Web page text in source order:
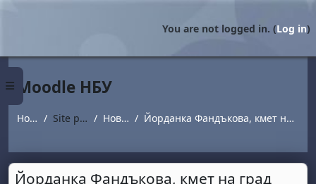
Side panel
You are not logged in. (Log in)
Moodle НБУ
Home Site pages Новини Йорданка Фандъкова, кмет на град София
Йорданка Фандъкова, кмет на град